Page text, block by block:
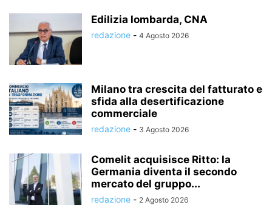
Edilizia lombarda, CNA
redazione - 4 Agosto 2026
Milano tra crescita del fatturato e
sfida alla desertificazione
commerciale
redazione - 3 Agosto 2026
Comelit acquisisce Ritto: la
Germania diventa il secondo
mercato del gruppo...
redazione - 2 Agosto 2026